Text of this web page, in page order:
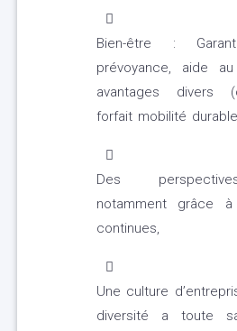
Bien-être :
prévoyance, aide
avantages divers
forfait mobilité
Des
notamment grâce
continues,
Une culture
diversité a toute